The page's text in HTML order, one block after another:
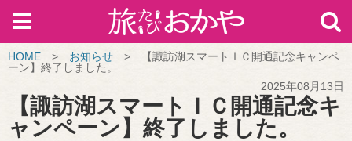
HOME > お知らせ >
【諏訪湖スマートＩＣ開通記念キャンペ
ーン】終了しました。
2025年08月13日
【諏訪湖スマートＩＣ開通記念キ
ャンペーン】終了しました。